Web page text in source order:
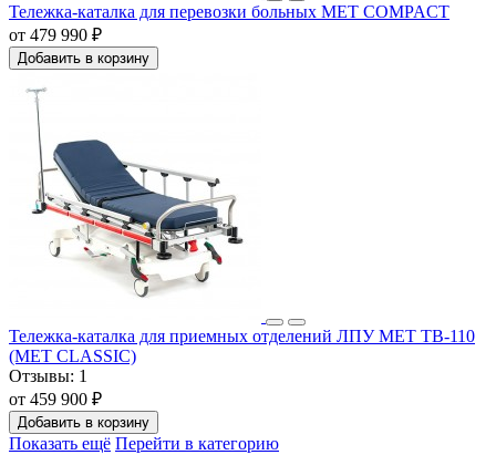
Тележка-каталка для перевозки больных MET COMPACT
от 479 990 ₽
Добавить в корзину
Тележка-каталка для приемных отделений ЛПУ МЕТ ТВ-110
(MET CLASSIC)
Отзывы: 1
от 459 900 ₽
Добавить в корзину
Показать ещё Перейти в категорию